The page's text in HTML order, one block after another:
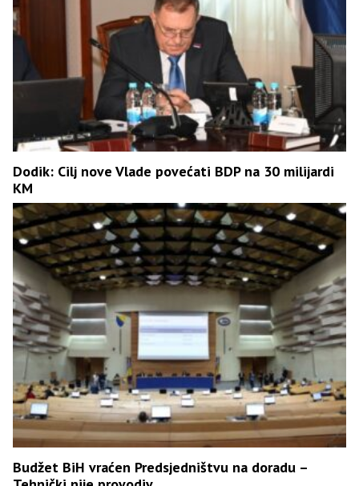
Dodik: Cilj nove Vlade povećati BDP na 30 milijardi
KM
Budžet BiH vraćen Predsjedništvu na doradu –